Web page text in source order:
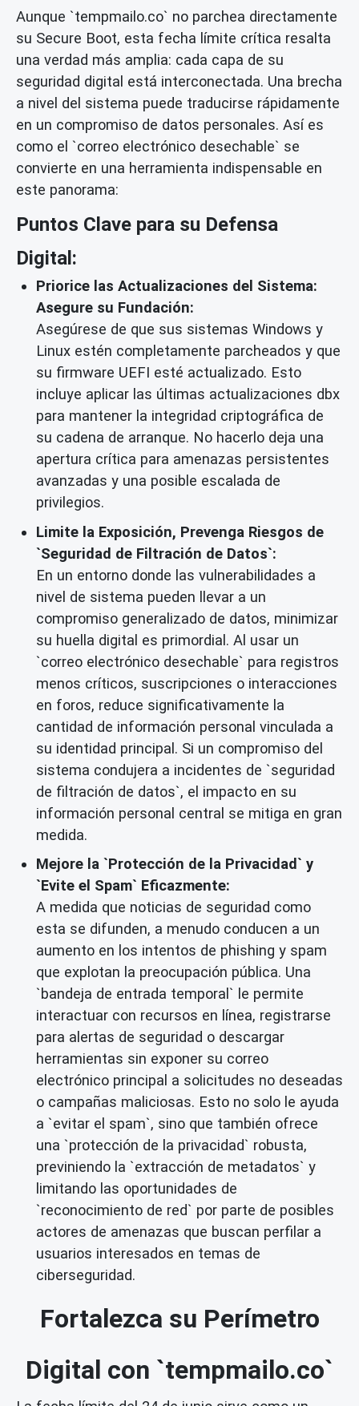
Aunque `tempmailo.co` no parchea directamente
su Secure Boot, esta fecha límite crítica resalta
una verdad más amplia: cada capa de su
seguridad digital está interconectada. Una brecha
a nivel del sistema puede traducirse rápidamente
en un compromiso de datos personales. Así es
como el `correo electrónico desechable` se
convierte en una herramienta indispensable en
este panorama:
Puntos Clave para su Defensa
Digital:
Priorice las Actualizaciones del Sistema:
Asegure su Fundación:
Asegúrese de que sus sistemas Windows y
Linux estén completamente parcheados y que
su firmware UEFI esté actualizado. Esto
incluye aplicar las últimas actualizaciones dbx
para mantener la integridad criptográfica de
su cadena de arranque. No hacerlo deja una
apertura crítica para amenazas persistentes
avanzadas y una posible escalada de
privilegios.
Limite la Exposición, Prevenga Riesgos de
`Seguridad de Filtración de Datos`:
En un entorno donde las vulnerabilidades a
nivel de sistema pueden llevar a un
compromiso generalizado de datos, minimizar
su huella digital es primordial. Al usar un
`correo electrónico desechable` para registros
menos críticos, suscripciones o interacciones
en foros, reduce significativamente la
cantidad de información personal vinculada a
su identidad principal. Si un compromiso del
sistema condujera a incidentes de `seguridad
de filtración de datos`, el impacto en su
información personal central se mitiga en gran
medida.
Mejore la `Protección de la Privacidad` y
`Evite el Spam` Eficazmente:
A medida que noticias de seguridad como
esta se difunden, a menudo conducen a un
aumento en los intentos de phishing y spam
que explotan la preocupación pública. Una
`bandeja de entrada temporal` le permite
interactuar con recursos en línea, registrarse
para alertas de seguridad o descargar
herramientas sin exponer su correo
electrónico principal a solicitudes no deseadas
o campañas maliciosas. Esto no solo le ayuda
a `evitar el spam`, sino que también ofrece
una `protección de la privacidad` robusta,
previniendo la `extracción de metadatos` y
limitando las oportunidades de
`reconocimiento de red` por parte de posibles
actores de amenazas que buscan perfilar a
usuarios interesados en temas de
ciberseguridad.
Fortalezca su Perímetro
Digital con `tempmailo.co`